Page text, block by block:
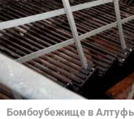
Бомбоубежище в